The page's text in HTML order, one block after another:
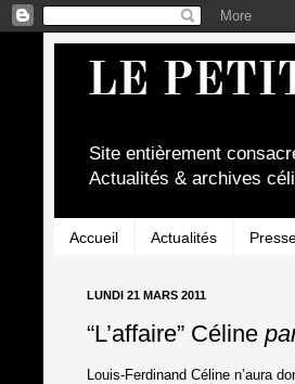
LE
Site entièrement
Actualités & archives
Accueil Actualités
LUNDI 21 MARS 2011
“L’affaire” Céline
Louis-Ferdinand Céline n’aura